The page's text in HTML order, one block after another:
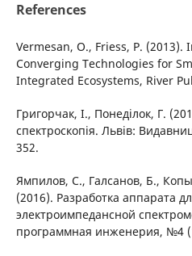
References
Vermesan, O., Friess, P.
Converging Technologies for
Integrated Ecosystems, River
Григорчак, І., Понеділок, Г.
спектроскопія. Львів:
352.
Ямпилов, С., Галсанов, Б.,
(2016). Разработка аппарата
электроимпедансной
программная инженерия, №4